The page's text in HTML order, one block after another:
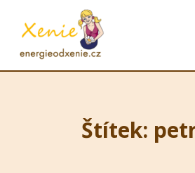
Štítek: